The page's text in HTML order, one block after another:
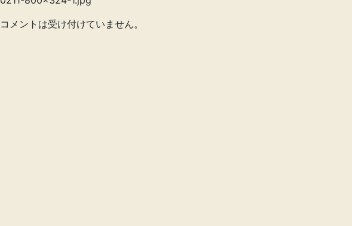
コメントは受け付けていません。